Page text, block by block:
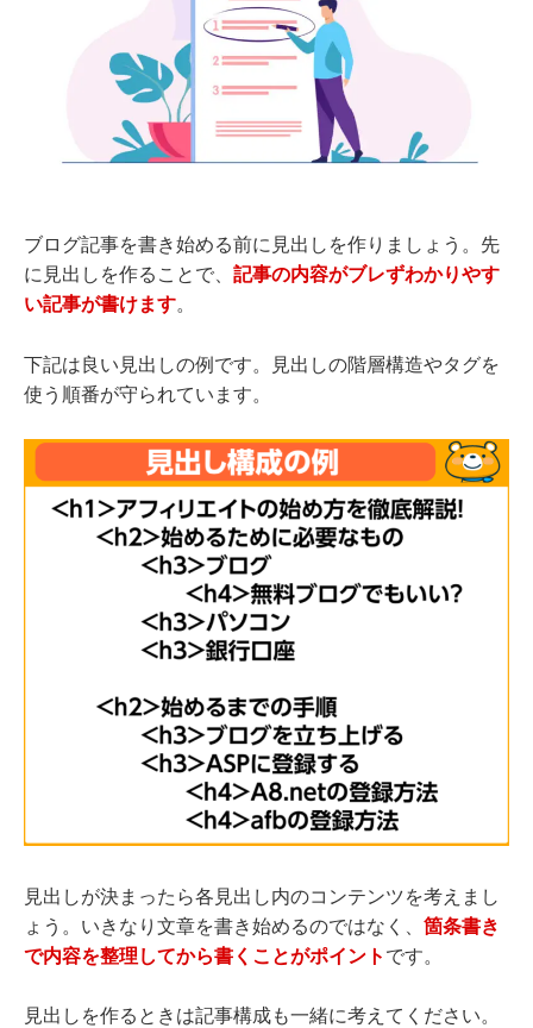
ブログ記事を書き始める前に見出しを作りましょう。先
に見出しを作ることで、 記事の内容がブレずわかりやす
い記事が書けます。
下記は良い見出しの例です。見出しの階層構造やタグを
使う順番が守られています。
見出しが決まったら各見出し内のコンテンツを考えまし
ょう。いきなり文章を書き始めるのではなく、 箇条書き
で内容を整理してから書くことがポイント です。
見出しを作るときは記事構成も一緒に考えてください。